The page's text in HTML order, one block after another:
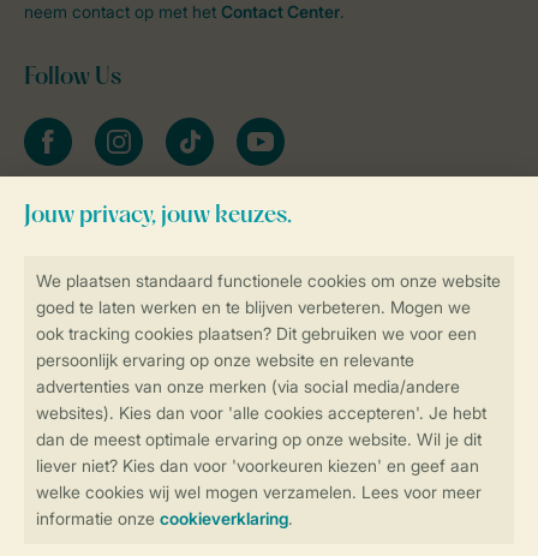
Controle over jouw gegevens &
Veilig en snel online boeken
Veilige gegevensoverdracht
Veilige betaling
neem contact op met het Contact Center.
Follow Us
facebookinstagramtiktok youtube
Blijf op de hoogte